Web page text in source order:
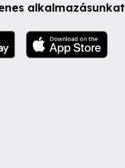
alkalmazásunkat